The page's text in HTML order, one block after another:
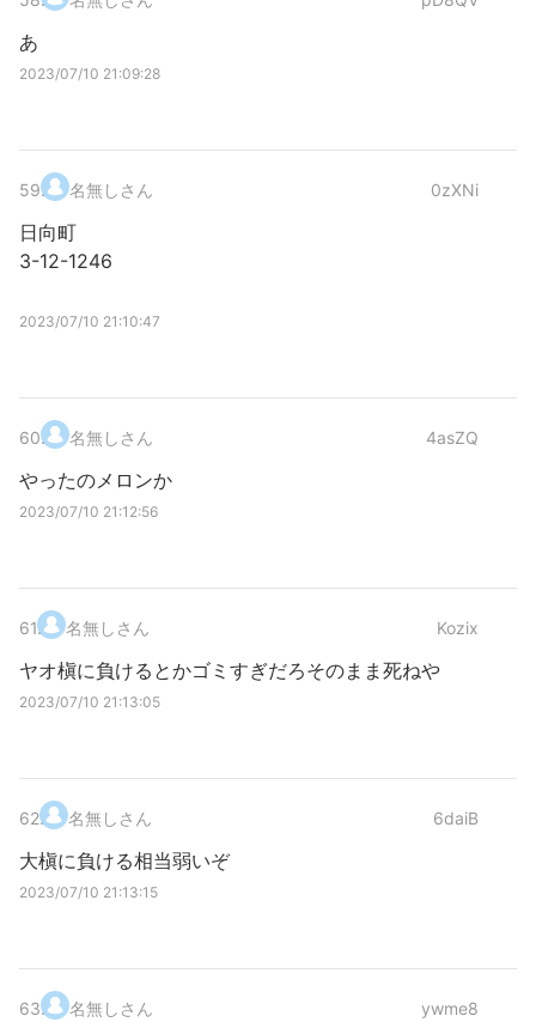
あ
2023/07/10 21:09:28
59. 名無しさん 0zXNi
日向町
3-12-1246
2023/07/10 21:10:47
60. 名無しさん 4asZQ
やったのメロンか
2023/07/10 21:12:56
61. 名無しさん Kozix
ヤオ槇に負けるとかゴミすぎだろそのまま死ねや
2023/07/10 21:13:05
62. 名無しさん 6daiB
大槇に負ける相当弱いぞ
2023/07/10 21:13:15
63. 名無しさん ywme8